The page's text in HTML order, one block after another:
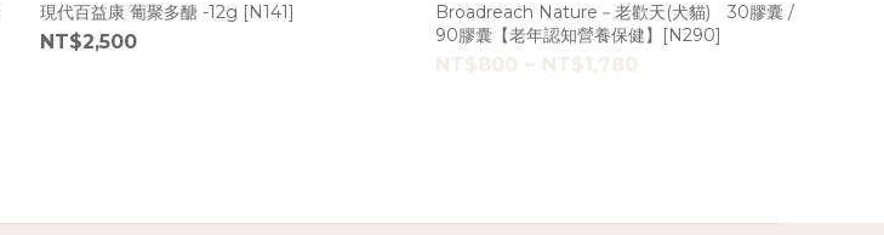
現代百益康 葡聚多醣 -12g [N141]
NT$2,500
Broadreach Nature－老歡天(犬貓) 30膠囊 /
90膠囊【老年認知營養保健】[N290]
NT$800 ~ NT$1,780